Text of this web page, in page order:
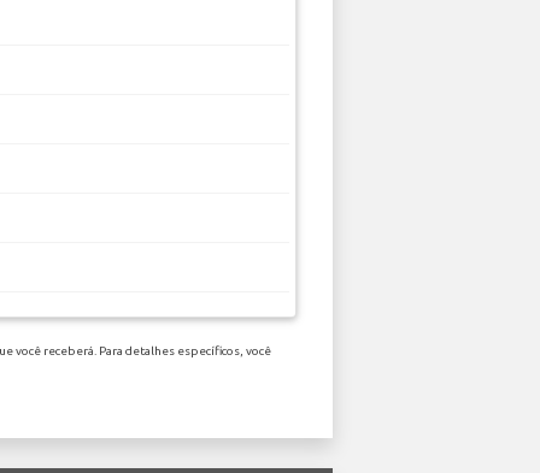
você receberá. Para detalhes específicos, você